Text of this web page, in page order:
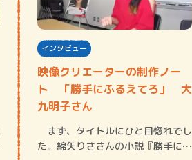
インタビュー
映像クリエーターの制作ノー
ト 「勝手にふるえてろ」 大
九明子さん
まず、タイトルにひと目惚れでし
た。綿矢りささんの小説『勝手にふ